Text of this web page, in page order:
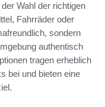
Wahl der richtigen
Fahrräder oder
sondern
authentisch
tragen erheblich
bei und bieten eine